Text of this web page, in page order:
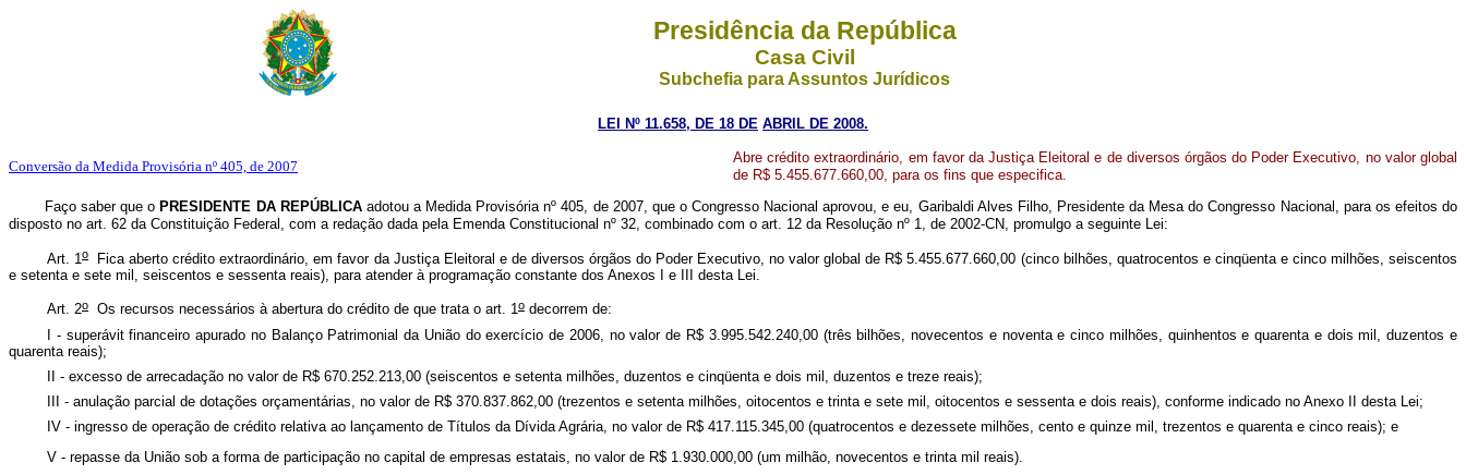
Presidência da República
Casa Civil
Subchefia para Assuntos Jurídicos
LEI Nº 11.658, DE 18 DE ABRIL DE 2008.
Conversão da Medida Provisória nº 405, de 2007
Abre crédito extraordinário, em favor da Justiça Eleitoral e de diversos órgãos do Poder Executivo, no valor global
de R$ 5.455.677.660,00, para os fins que especifica.
Faço saber que o PRESIDENTE DA REPÚBLICAadotou a Medida Provisória nº 405, de 2007, que o Congresso Nacional aprovou, e eu, Garibaldi Alves Filho, Presidente da Mesa do Congresso Nacional, para os efeitos do
disposto no art. 62 da Constituição Federal, com a redação dada pela Emenda Constitucional nº 32, combinado com o art. 12 da Resolução nº 1, de 2002-CN, promulgo a seguinte Lei:
Art. 1o
Fica aberto crédito extraordinário, em favor da Justiça Eleitoral e de diversos órgãos do Poder Executivo, no valor global de R$ 5.455.677.660,00 (cinco bilhões, quatrocentos e cinqüenta e cinco milhões, seiscentos
e setenta e sete mil, seiscentos e sessenta reais), para atender à programação constante dos Anexos I e III desta Lei.
Art. 2o Os recursos necessários à abertura do crédito de que trata o art. 1o decorrem de:
I - superávit financeiro apurado no Balanço Patrimonial da União do exercício de 2006, no valor de R$ 3.995.542.240,00 (três bilhões, novecentos e noventa e cinco milhões, quinhentos e quarenta e dois mil, duzentos e
quarenta reais);
II - excesso de arrecadação no valor de R$ 670.252.213,00 (seiscentos e setenta milhões, duzentos e cinqüenta e dois mil, duzentos e treze reais);
III - anulação parcial de dotações orçamentárias, no valor de R$ 370.837.862,00 (trezentos e setenta milhões, oitocentos e trinta e sete mil, oitocentos e sessenta e dois reais), conforme indicado no Anexo II desta Lei;
IV - ingresso de operação de crédito relativa ao lançamento de Títulos da Dívida Agrária, no valor de R$ 417.115.345,00 (quatrocentos e dezessete milhões, cento e quinze mil, trezentos e quarenta e cinco reais); e
V - repasse da União sob a forma de participação no capital de empresas estatais, no valor de R$ 1.930.000,00 (um milhão, novecentos e trinta mil reais).